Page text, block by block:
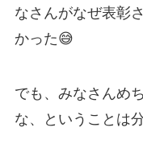
なさんがなぜ表彰
かった😅
でも、みなさんめ
な、ということは